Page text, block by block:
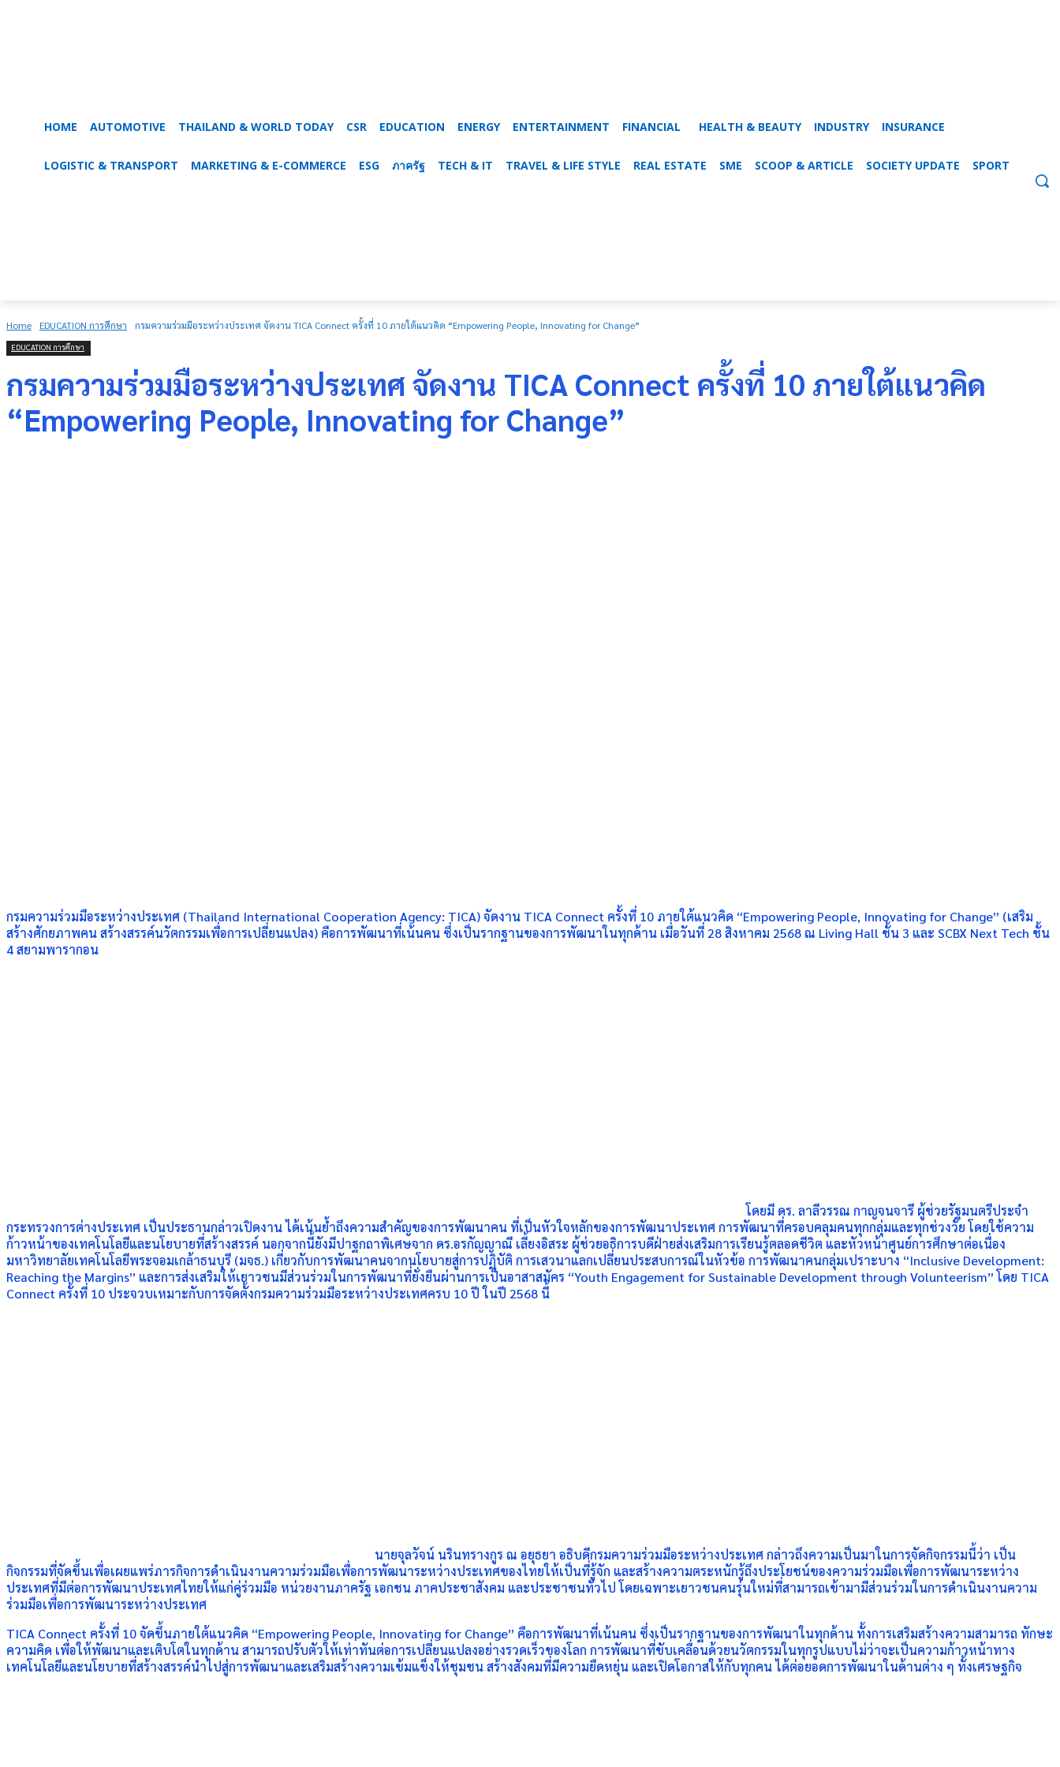
HOME AUTOMOTIVE THAILAND & WORLD TODAY CSR EDUCATION ENERGY ENTERTAINMENT FINANCIAL HEALTH & BEAUTY INDUSTRY INSURANCE
LOGISTIC & TRANSPORT MARKETING & E-COMMERCE ESG ภาครัฐ TECH & IT TRAVEL & LIFE STYLE REAL ESTATE SME SCOOP & ARTICLE SOCIETY UPDATE SPORT
Home EDUCATION การศึกษา กรมความร่วมมือระหว่างประเทศ จัดงาน TICA Connect ครั้งที่ 10 ภายใต้แนวคิด “Empowering People, Innovating for Change”
EDUCATION การศึกษา
กรมความร่วมมือระหว่างประเทศ จัดงาน TICA Connect ครั้งที่ 10 ภายใต้แนวคิด
“Empowering People, Innovating for Change”
กรมความร่วมมือระหว่างประเทศ (Thailand International Cooperation Agency: TICA) จัดงาน TICA Connect ครั้งที่ 10 ภายใต้แนวคิด “Empowering People, Innovating for Change” (เสริม
สร้างศักยภาพคน สร้างสรรค์นวัตกรรมเพื่อการเปลี่ยนแปลง) คือการพัฒนาที่เน้นคน ซึ่งเป็นรากฐานของการพัฒนาในทุกด้าน เมื่อวันที่ 28 สิงหาคม 2568 ณ Living Hall ชั้น 3 และ SCBX Next Tech ชั้น
4 สยามพารากอน
โดยมี ดร. ลาลีวรรณ กาญจนจารี ผู้ช่วยรัฐมนตรีประจำ
กระทรวงการต่างประเทศ เป็นประธานกล่าวเปิดงาน ได้เน้นย้ำถึงความสำคัญของการพัฒนาคน ที่เป็นหัวใจหลักของการพัฒนาประเทศ การพัฒนาที่ครอบคลุมคนทุกกลุ่มและทุกช่วงวัย โดยใช้ความ
ก้าวหน้าของเทคโนโลยีและนโยบายที่สร้างสรรค์ นอกจากนี้ยังมีปาฐกถาพิเศษจาก ดร.อรกัญญาณี เลี้ยงอิสระ ผู้ช่วยอธิการบดีฝ่ายส่งเสริมการเรียนรู้ตลอดชีวิต และหัวหน้าศูนย์การศึกษาต่อเนื่อง
มหาวิทยาลัยเทคโนโลยีพระจอมเกล้าธนบุรี (มจธ.) เกี่ยวกับการพัฒนาคนจากนโยบายสู่การปฏิบัติ การเสวนาแลกเปลี่ยนประสบการณ์ในหัวข้อ การพัฒนาคนกลุ่มเปราะบาง “Inclusive Development:
Reaching the Margins” และการส่งเสริมให้เยาวชนมีส่วนร่วมในการพัฒนาที่ยั่งยืนผ่านการเป็นอาสาสมัคร “Youth Engagement for Sustainable Development through Volunteerism” โดย TICA
Connect ครั้งที่ 10 ประจวบเหมาะกับการจัดตั้งกรมความร่วมมือระหว่างประเทศครบ 10 ปี ในปี 2568 นี้
นายจุลวัจน์ นรินทรางกูร ณ อยุธยา อธิบดีกรมความร่วมมือระหว่างประเทศ กล่าวถึงความเป็นมาในการจัดกิจกรรมนี้ว่า เป็น
กิจกรรมที่จัดขึ้นเพื่อเผยแพร่ภารกิจการดำเนินงานความร่วมมือเพื่อการพัฒนาระหว่างประเทศของไทยให้เป็นที่รู้จัก และสร้างความตระหนักรู้ถึงประโยชน์ของความร่วมมือเพื่อการพัฒนาระหว่าง
ประเทศที่มีต่อการพัฒนาประเทศไทยให้แก่คู่ร่วมมือ หน่วยงานภาครัฐ เอกชน ภาคประชาสังคม และประชาชนทั่วไป โดยเฉพาะเยาวชนคนรุ่นใหม่ที่สามารถเข้ามามีส่วนร่วมในการดำเนินงานความ
ร่วมมือเพื่อการพัฒนาระหว่างประเทศ
TICA Connect ครั้งที่ 10 จัดขึ้นภายใต้แนวคิด “Empowering People, Innovating for Change” คือการพัฒนาที่เน้นคน ซึ่งเป็นรากฐานของการพัฒนาในทุกด้าน ทั้งการเสริมสร้างความสามารถ ทักษะ
ความคิด เพื่อให้พัฒนาและเติบโตในทุกด้าน สามารถปรับตัวให้เท่าทันต่อการเปลี่ยนแปลงอย่างรวดเร็วของโลก การพัฒนาที่ขับเคลื่อนด้วยนวัตกรรมในทุกรูปแบบไม่ว่าจะเป็นความก้าวหน้าทาง
เทคโนโลยีและนโยบายที่สร้างสรรค์นำไปสู่การพัฒนาและเสริมสร้างความเข้มแข็งให้ชุมชน สร้างสังคมที่มีความยืดหยุ่น และเปิดโอกาสให้กับทุกคน ได้ต่อยอดการพัฒนาในด้านต่าง ๆ ทั้งเศรษฐกิจ